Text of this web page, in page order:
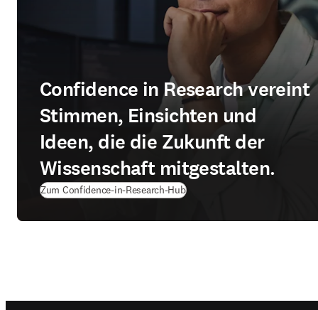
Confidence in Research vereint
Stimmen, Einsichten und
Ideen, die die Zukunft der
Wissenschaft mitgestalten.
Zum Confidence‑in‑Research‑Hub